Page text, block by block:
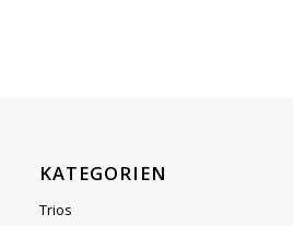
KATEGORIEN
Trios